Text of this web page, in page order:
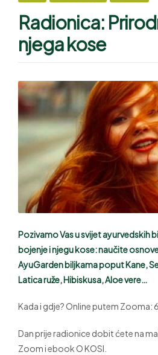
Radionica:
njega kose
Pozivamo Vas u svijet ayurvedskih
bojenje i njegu kose: naučite
AyuGarden biljkama poput Kane,
Latica ruže, Hibiskusa, Aloe vere…
Kada i gdje? Online putem Zooma:
Dan prije radionice dobit ćete na
Zoom i ebook O KOSI.